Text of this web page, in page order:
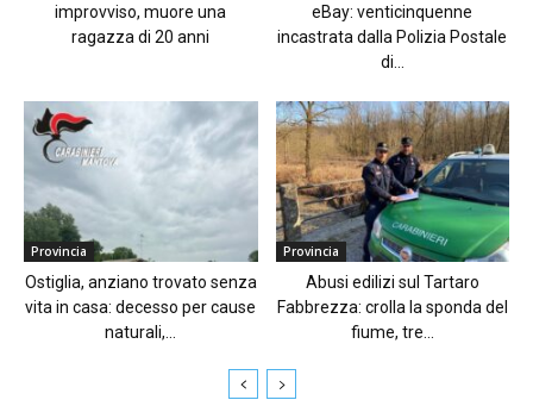
improvviso, muore una
ragazza di 20 anni
eBay: venticinquenne
incastrata dalla Polizia Postale
di...
Provincia
Ostiglia, anziano trovato senza
vita in casa: decesso per cause
naturali,...
Provincia
Abusi edilizi sul Tartaro
Fabbrezza: crolla la sponda del
fiume, tre...